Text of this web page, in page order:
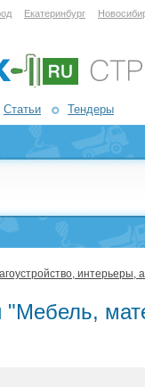
Екатеринбург
Статьи Тендеры
интерьеры,
"Мебель,